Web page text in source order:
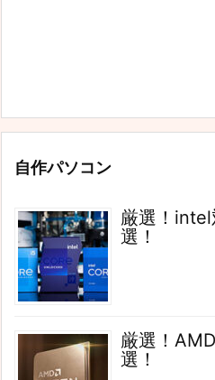
自作パソコン
厳選！
選！
厳選！
選！